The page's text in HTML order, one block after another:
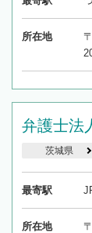
所在地
弁護士法
茨城県
最寄駅
所在地